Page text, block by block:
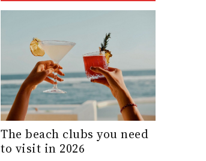
The beach clubs you need
to visit in 2026